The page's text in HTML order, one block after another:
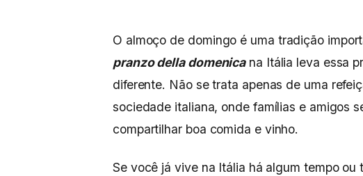
O almoço de domingo é uma tradição
pranzo della domenicana Itália leva essa
diferente. Não se trata apenas de uma
sociedade italiana, onde famílias e amigos
compartilhar boa comida e vinho.
Se você já vive na Itália há algum tempo